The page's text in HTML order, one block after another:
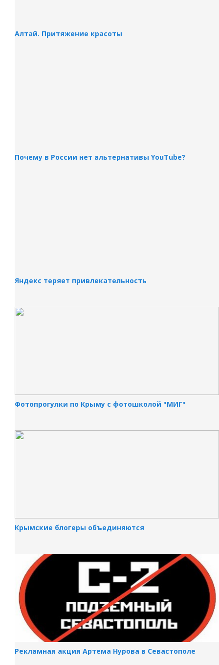
Алтай. Притяжение красоты
Почему в России нет альтернативы YouTube?
Яндекс теряет привлекательность
Фотопрогулки по Крыму с фотошколой "МИГ"
Крымские блогеры объединяются
Рекламная акция Артема Нурова в Севастополе